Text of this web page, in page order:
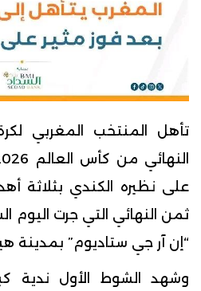
تأهل المنتخب المغربي
على نظيره الكندي بثلاثة
ثمن النهائي التي جرت
“إن آر جي ستاديوم” بمدينة
وشهد الشوط الأول ندية